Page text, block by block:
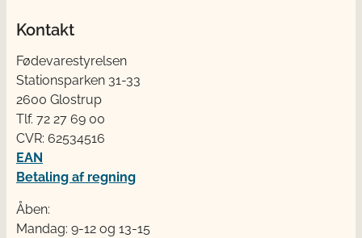
Kontakt
Fødevarestyrelsen
Stationsparken 31-33
2600 Glostrup
Tlf. 72 2​​​7 69 00
CVR: 62534516
EAN
Betaling af regning
Åben:
Mandag: 9-12 og 13-15